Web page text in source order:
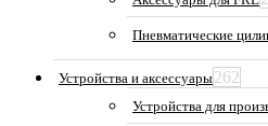
Пневматические
Устройства и аксессуары262
Устройства для